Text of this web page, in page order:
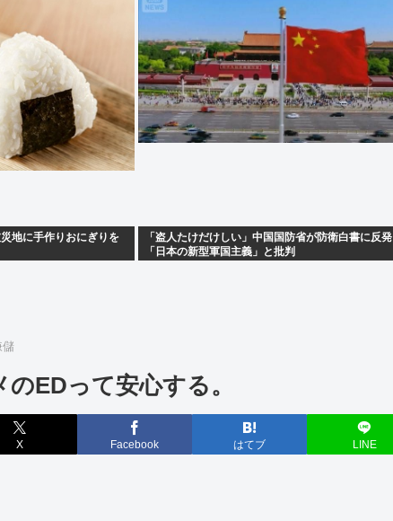
地に手作りおにぎりを
「盗人たけだけしい」中国国防省が防衛白書に反発
「日本の新型軍国主義」と批判
儲
EDって安心する。
X Facebook はてブ LINE